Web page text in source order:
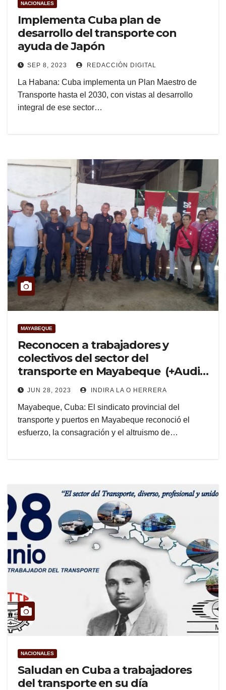
NACIONALES
Implementa Cuba plan de
desarrollo del transporte con
ayuda de Japón
SEP 8, 2023 REDACCIÓN DIGITAL
La Habana: Cuba implementa un Plan Maestro de
Transporte hasta el 2030, con vistas al desarrollo
integral de ese sector…
MAYABEQUE
Reconocen a trabajadores y
colectivos del sector del
transporte en Mayabeque (+Audio
y Galería)
JUN 28, 2023 INDIRA LA O HERRERA
Mayabeque, Cuba: El sindicato provincial del
transporte y puertos en Mayabeque reconoció el
esfuerzo, la consagración y el altruismo de…
NACIONALES
Saludan en Cuba a trabajadores
del transporte en su día